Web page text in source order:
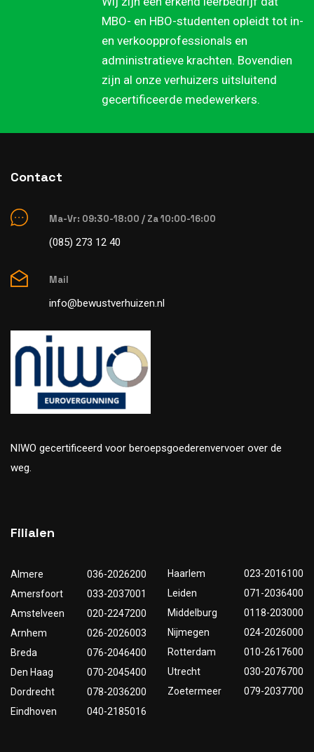
MBO- en HBO-studenten opleidt tot in-
en verkoopprofessionals en
administratieve krachten. Bovendien
zijn al onze verhuizers uitsluitend
gecertificeerde medewerkers.
Contact
Ma-Vr: 09:30-18:00 / Za 10:00-16:00
(085) 273 12 40
Mail
info@bewustverhuizen.nl
NIWO gecertificeerd voor beroepsgoederenvervoer over de
weg.
Filialen
Almere
036-2026200
Amersfoort
033-2037001
Amstelveen
020-2247200
Arnhem
026-2026003
Breda
076-2046400
Den Haag
070-2045400
Dordrecht
078-2036200
Eindhoven
040-2185016
Haarlem
023-2016100
Leiden
071-2036400
Middelburg
0118-203000
Nijmegen
024-2026000
Rotterdam
010-2617600
Utrecht
030-2076700
Zoetermeer
079-2037700